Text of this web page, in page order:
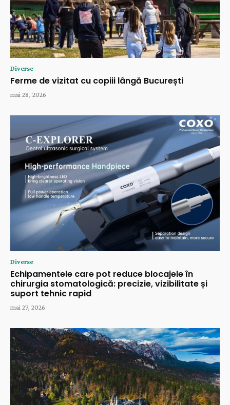
Diverse
Ferme de vizitat cu copiii lângă București
mai 28, 2026
Diverse
Echipamentele care pot reduce blocajele în
chirurgia stomatologică: precizie, vizibilitate și
suport tehnic rapid
mai 27, 2026